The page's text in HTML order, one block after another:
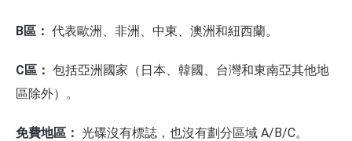
B區： 代表歐洲、非洲、中東、澳洲和紐西蘭。
C區： 包括亞洲國家（日本、韓國、台灣和東南亞其他地
區除外）。
免費地區： 光碟沒有標誌，也沒有劃分區域 A/B/C。